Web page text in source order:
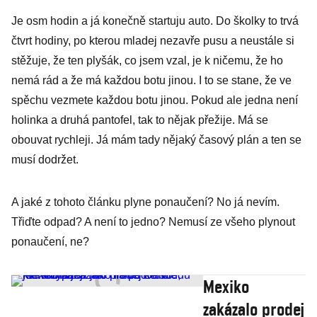
Je osm hodin a já konečně startuju auto. Do školky to trvá
čtvrt hodiny, po kterou mladej nezavře pusu a neustále si
stěžuje, že ten plyšák, co jsem vzal, je k ničemu, že ho
nemá rád a že má každou botu jinou. I to se stane, že ve
spěchu vezmete každou botu jinou. Pokud ale jedna není
holinka a druhá pantofel, tak to nějak přežije. Má se
obouvat rychleji. Já mám tady nějaký časový plán a ten se
musí dodržet.
A jaké z tohoto článku plyne ponaučení? No já nevím.
Třiďte odpad? A není to jedno? Nemusí ze všeho plynout
ponaučení, ne?
Mexiko
zakázalo prodej